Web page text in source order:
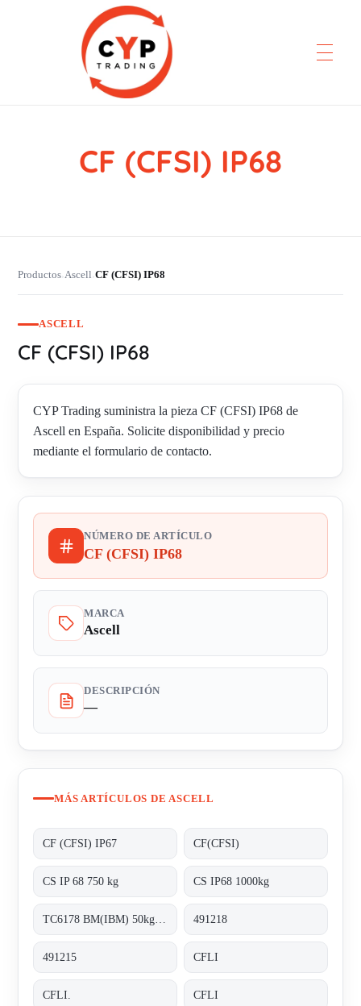
CYP Trading
Professionelle Ersatzteilbeschaffung
CF (CFSI) IP68
Productos›Ascell›CF (CFSI) IP68
ASCELL
CF (CFSI) IP68
CYP Trading suministra la pieza CF (CFSI) IP68 de
Ascell en España. Solicite disponibilidad y precio
mediante el formulario de contacto.
NÚMERO DE ARTÍCULO
CF (CFSI) IP68
MARCA
Ascell
DESCRIPCIÓN
—
MÁS ARTÍCULOS DE ASCELL
CF (CFSI) IP67 CF(CFSI)
CS IP 68 750 kg CS IP68 1000kg
491218
491215 CFLI
CFLI. CFLI